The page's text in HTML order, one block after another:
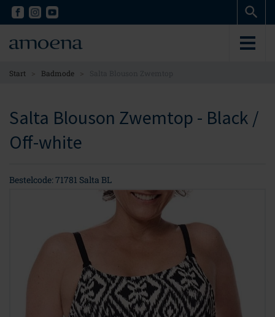
Skip
content
Skip
content
Start > Badmode >
Salta Blouson Zwemtop - Black /
Off-white
Bestelcode: 71781 Salta BL